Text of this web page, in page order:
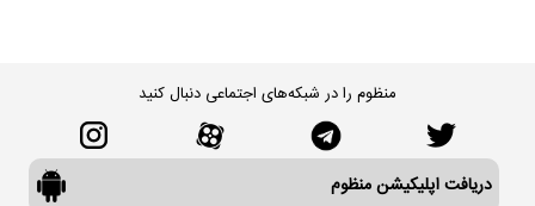
منظوم را در شبکه‌های اجتماعی دنبال کنید
دریافت اپلیکیشن منظوم